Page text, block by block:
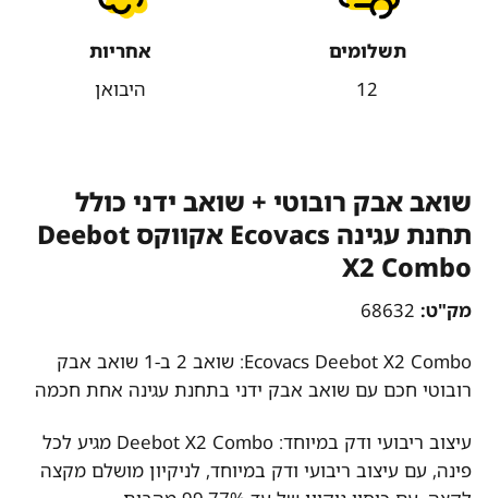
תשלומים
12
אחריות
היבואן
שואב אבק רובוטי + שואב ידני כולל
תחנת עגינה Ecovacs אקווקס Deebot
X2 Combo
מק"ט:68632
Ecovacs Deebot X2 Combo: שואב 2 ב-1 שואב אבק
רובוטי חכם עם שואב אבק ידני בתחנת עגינה אחת חכמה
עיצוב ריבועי ודק במיוחד: Deebot X2 Combo מגיע לכל
פינה, עם עיצוב ריבועי ודק במיוחד, לניקיון מושלם מקצה